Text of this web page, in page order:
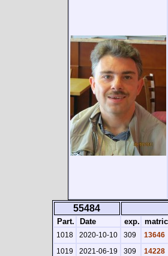
55484
Part. Date exp.
1018 2020-10-10 309
13646
1019
2021-06-19 309
14228